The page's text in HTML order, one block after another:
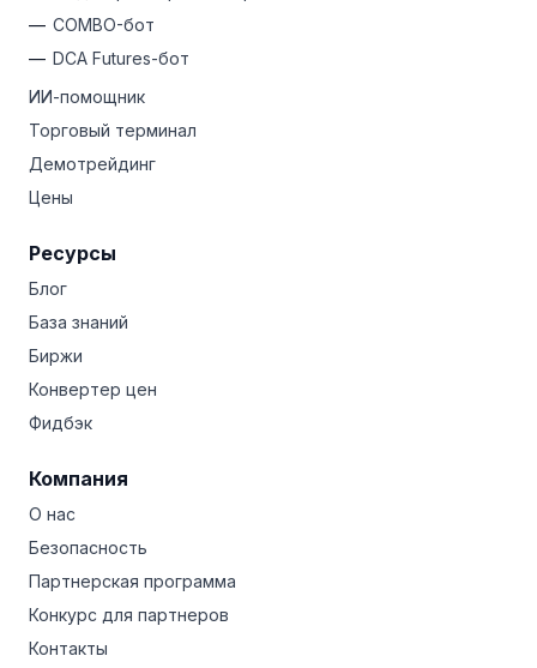
COMBO-бот
DCA Futures-бот
ИИ-помощник
Торговый терминал
Демотрейдинг
Цены
Ресурсы
Блог
База знаний
Биржи
Конвертер цен
Фидбэк
Компания
О нас
Безопасность
Партнерская программа
Конкурс для партнеров
Контакты